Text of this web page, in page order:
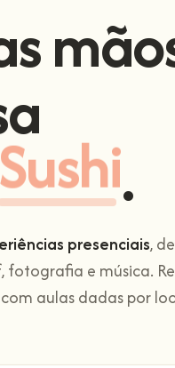
.
presenciais,
fotografia e música.
aulas dadas por